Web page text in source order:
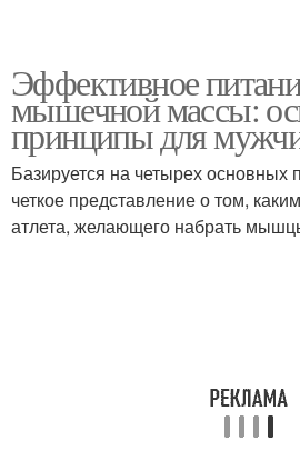
Эффективное
мышечной массы:
принципы для
Базируется на четырех
четкое представление о том,
атлета, желающего набрать